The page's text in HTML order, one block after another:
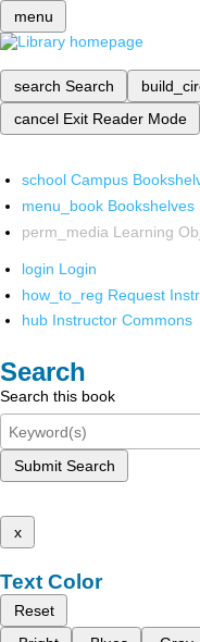
menu
search Search
cancel Exit Reader Mode
school Campus
menu_book Bookshelves
perm_media Learning
login Login
how_to_reg Request
hub Instructor Commons
Search
Search this book
Submit Search
x
Text Color
Reset